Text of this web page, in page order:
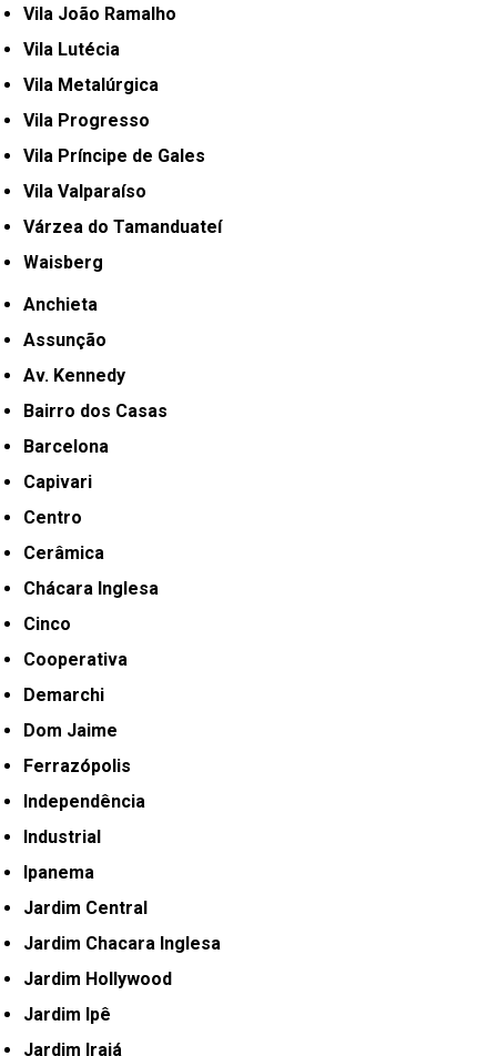
Vila João Ramalho
Vila Lutécia
Vila Metalúrgica
Vila Progresso
Vila Príncipe de Gales
Vila Valparaíso
Várzea do Tamanduateí
Waisberg
Anchieta
Assunção
Av. Kennedy
Bairro dos Casas
Barcelona
Capivari
Centro
Cerâmica
Chácara Inglesa
Cinco
Cooperativa
Demarchi
Dom Jaime
Ferrazópolis
Independência
Industrial
Ipanema
Jardim Central
Jardim Chacara Inglesa
Jardim Hollywood
Jardim Ipê
Jardim Irajá